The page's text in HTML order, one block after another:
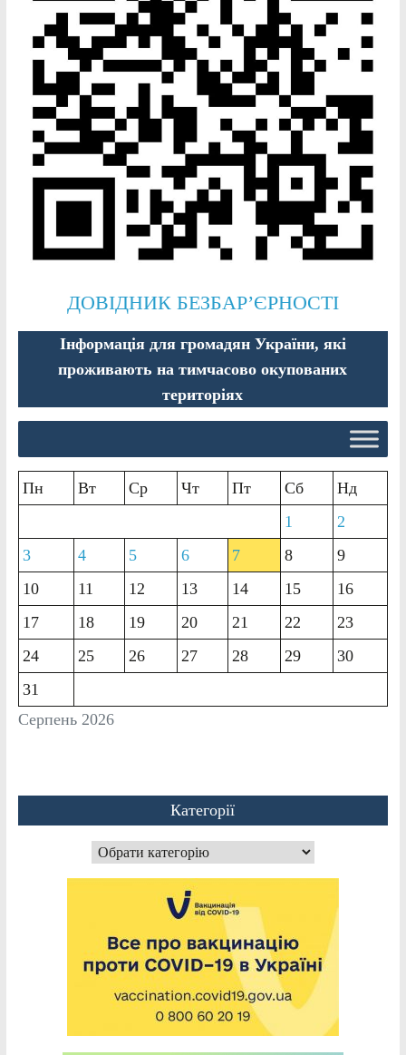
ДОВІДНИК БЕЗБАР’ЄРНОСТІ
Інформація для громадян України, які
проживають на тимчасово окупованих
територіях
Серпень 2026
Пн Вт Ср Чт Пт Сб
Нд
1
2
3
4 5 6 7 8
9
10
11 12 13 14 15
16
17
18 19 20 21 22
23
24
25 26 27 28 29
30
31
Категорії
Категорії